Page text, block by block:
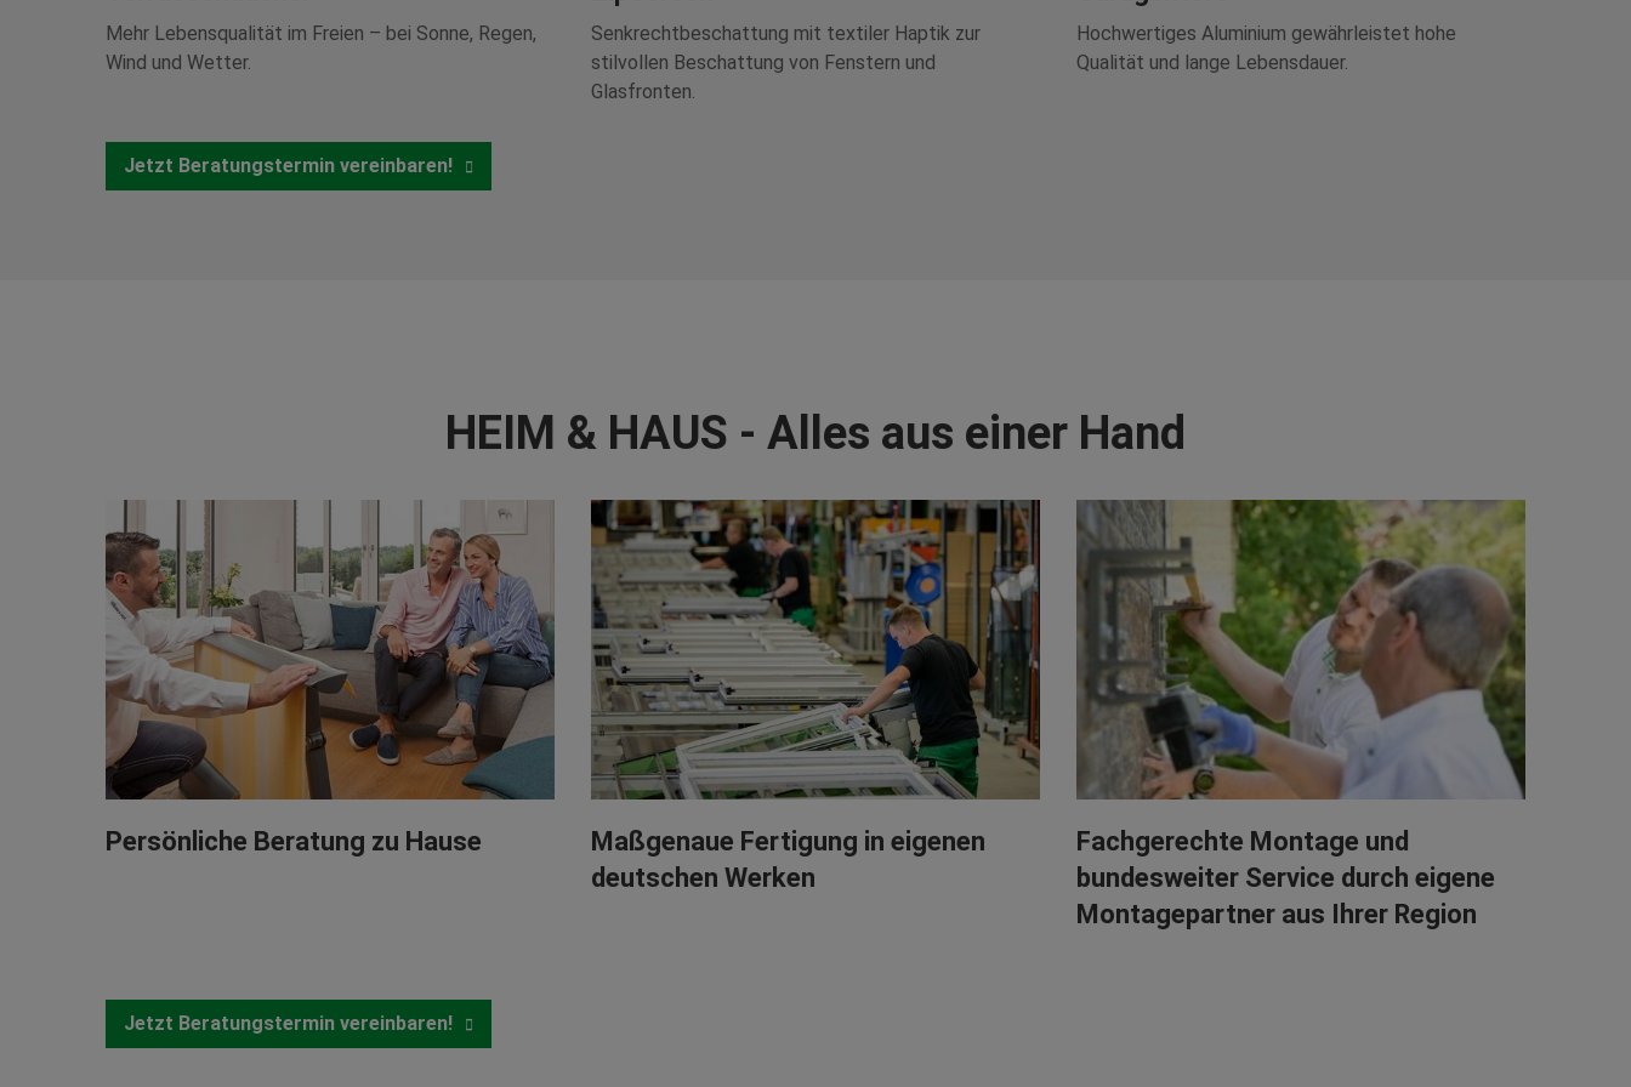
Mehr Lebensqualität im Freien – bei Sonne, Regen,
Wind und Wetter.
Senkrechtbeschattung mit textiler Haptik zur
stilvollen Beschattung von Fenstern und
Glasfronten.
Hochwertiges Aluminium gewährleistet hohe
Qualität und lange Lebensdauer.
Jetzt Beratungstermin vereinbaren!
HEIM & HAUS - Alles aus einer Hand
Persönliche Beratung zu Hause
Maßgenaue Fertigung in eigenen
deutschen Werken
Fachgerechte Montage und
bundesweiter Service durch eigene
Montagepartner aus Ihrer Region
Jetzt Beratungstermin vereinbaren!